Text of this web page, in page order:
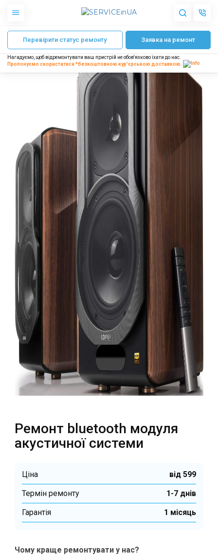
Apple
Гаджети
Акустика
Доставка і оплата
Відгуки
Блог
Партнерам
Інтернет-магазин
Запчастини для смартфонів
Театральна
м. Київ, вул. Хрещатик 44-A м. Київ, вул. Анни Ахматової, 30
Оболонь
м. Київ, ТЦ LAKE PLAZA, вул. Героїв
полку “Азов”, 12
Палац "Україна"
м. Київ, вул. Казимира Малевича,
Дарниця
м. Київ, Комфорт Таун, вул.
Березнева, 16, корпус 3
RU UK
Перевірити статус ремонту Заявка на ремонт
Нагадуємо, щоб відремонтувати ваш пристрій не обов'язково їхати до нас.
Пропонуємо скористатися *безкоштовною кур'єрською доставкою.
Головна Ремонт акустичних систем Ремонт акустичних систем Bose
Ремонт bluetooth модуля
акустичної системи
Ціна від 599
Термін ремонту 1-7 днів
Гарантiя 1 місяць
Чому краще ремонтувати у нас?